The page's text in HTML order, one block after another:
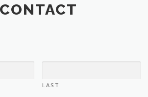
CONTACT
LAST